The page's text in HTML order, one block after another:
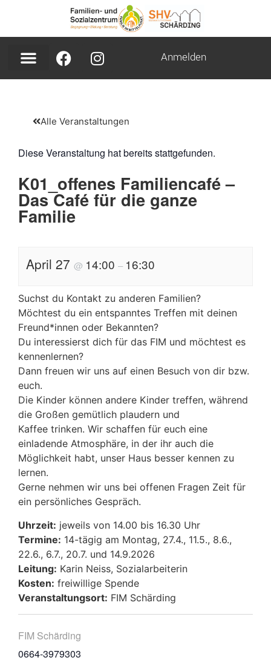
Anmelden
Alle Veranstaltungen
Diese Veranstaltung hat bereits stattgefunden.
K01_offenes Familiencafé –
Das Café für die ganze
Familie
April 27 @ 14:00 – 16:30
Suchst du Kontakt zu anderen Familien?
Möchtest du ein entspanntes Treffen mit deinen
Freund*innen oder Bekannten?
Du interessierst dich für das FIM und möchtest es
kennenlernen?
Dann freuen wir uns auf einen Besuch von dir bzw.
euch.
Die Kinder können andere Kinder treffen, während
die Großen gemütlich plaudern und
Kaffee trinken. Wir schaffen für euch eine
einladende Atmosphäre, in der ihr auch die
Möglichkeit habt, unser Haus besser kennen zu
lernen.
Gerne nehmen wir uns bei offenen Fragen Zeit für
ein persönliches Gespräch.
Uhrzeit: jeweils von 14.00 bis 16.30 Uhr
Termine: 14-tägig am Montag, 27.4., 11.5., 8.6.,
22.6., 6.7., 20.7. und 14.9.2026
Leitung: Karin Neiss, Sozialarbeiterin
Kosten: freiwillige Spende
Veranstaltungsort: FIM Schärding
FIM Schärding
0664-3979303